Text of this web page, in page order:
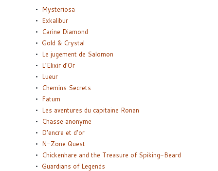
Mysteriosa
Exkalibur
Carine Diamond
Gold & Crystal
Le jugement de Salomon
L’Elixir d’Or
Lueur
Chemins Secrets
Fatum
Les aventures du capitaine Ronan
Chasse anonyme
D’encre et d’or
N-Zone Quest
Chickenhare and the Treasure of Spiking-Beard
Guardians of Legends